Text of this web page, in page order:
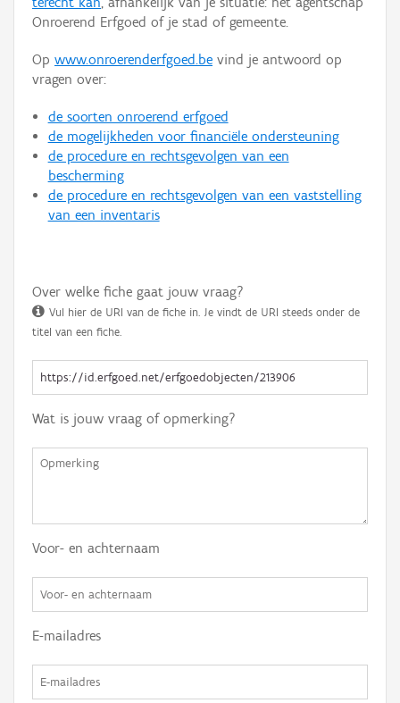
Aanmelden
Onroerend Erfgoed of je stad of gemeente.
Op www.onroerenderfgoed.be vind je antwoord op
vragen over:
de soorten onroerend erfgoed
de mogelijkheden voor financiële ondersteuning
de procedure en rechtsgevolgen van een
bescherming
de procedure en rechtsgevolgen van een vaststelling
van een inventaris
Over welke fiche gaat jouw vraag?
Vul hier de URI van de fiche in. Je vindt de URI steeds onder de
titel van een fiche.
Wat is jouw vraag of opmerking?
Voor- en achternaam
E-mailadres